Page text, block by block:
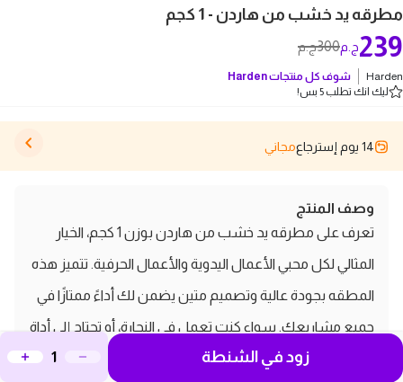
مطرقه يد خشب من هاردن - 1 كجم
300ج.م 239ج.م
Harden شوف كل منتجاتHarden
ليك انك تطلب 5 بس!
14 يوم إسترجاع مجاني
وصف المنتج
تعرف على مطرقه يد خشب من هاردن بوزن 1 كجم، الخيار
المثالي لكل محبي الأعمال اليدوية والأعمال الحرفية. تتميز هذه
المطقه بجودة عالية وتصميم متين يضمن لك أداءً ممتازًا في
جميع مشاريعك. سواء كنت تعمل في النجارة، أو تحتاج إلى أداة
موثوقة لضرب المسامير، فإن مطرقه هاردن توفر لك القوة
زود في الشنطة